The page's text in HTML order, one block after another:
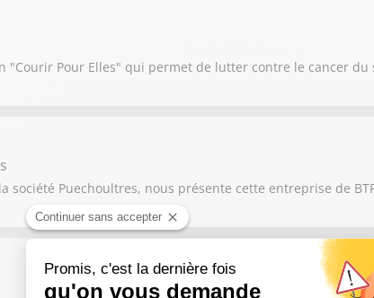
"Courir Pour Elles" qui permet de lutter contre le cancer du
société Puechoultres, nous présente cette entreprise de